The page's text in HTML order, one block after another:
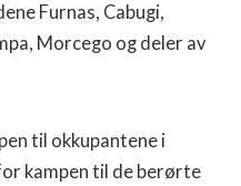
Furnas, Cabugi,
Morcego og deler av
til okkupantene i
kampen til de berørte